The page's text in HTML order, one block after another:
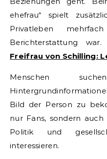
ehefrau“ spielt
Privatleben
Berichterstattung war.
Freifrau von Schilling:
Menschen
Bild der Person zu
nur Fans, sondern
Politik und
interessieren.